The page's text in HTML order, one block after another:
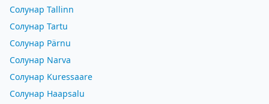
Солунар Tallinn
Солунар Tartu
Солунар Pärnu
Солунар Narva
Солунар Kuressaare
Солунар Haapsalu